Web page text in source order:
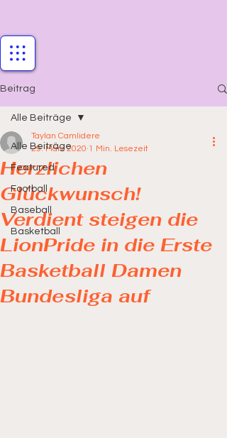
Beitrag
Alle Beiträge
Featured
Football
Baseball
Basketball
Alle Beiträge
Herzlichen
Glückwunsch!
Verdient steigen die
LionPride in die Erste
Basketball Damen
Bundesliga auf
Taylan Camlidere
29. März 2020 1 Min. Lesezeit